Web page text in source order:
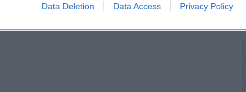
Data Deletion Data Access Privacy Policy